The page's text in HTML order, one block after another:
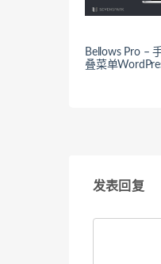
Bellows Pro –
叠菜单
发表回复